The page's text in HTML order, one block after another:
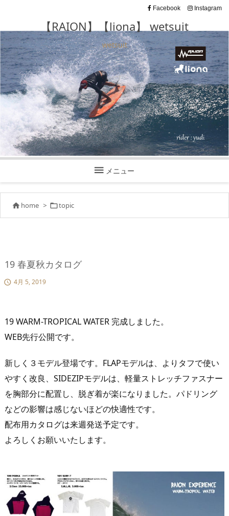
【RAION】【liona】 wetsuit
wetsuit
 メニュー
Facebook Instagram
 home > topic
19 春夏秋カタログ
 4月 5, 2019
19 WARM-TROPICAL WATER 完成しました。
WEB先行公開です。
新しく３モデル登場です。FLAPモデルは、よりタフで使い
やすく改良、SIDEZIPモデルは、軽量ストレッチファスナー
を胸部分に配置し、脱ぎ着が楽になりました。パドリング
などの影響は感じないほどの快適性です。
配布用カタログは来週発送予定です。
よろしくお願いいたします。